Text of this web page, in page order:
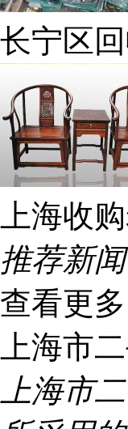
长宁区
上海收
推荐新闻
查看更多
上海市
上海市